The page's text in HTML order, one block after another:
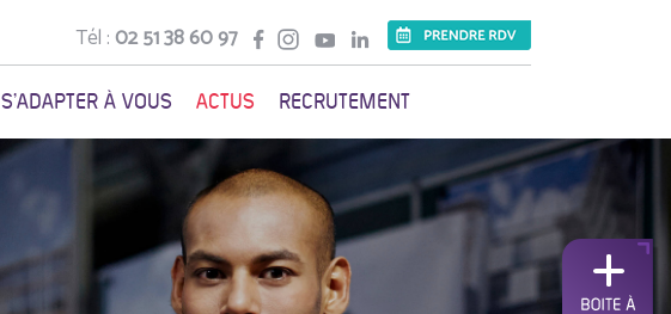
Tél :02 51 38 60 97
S'ADAPTER À VOUS ACTUS RECRUTEMENT